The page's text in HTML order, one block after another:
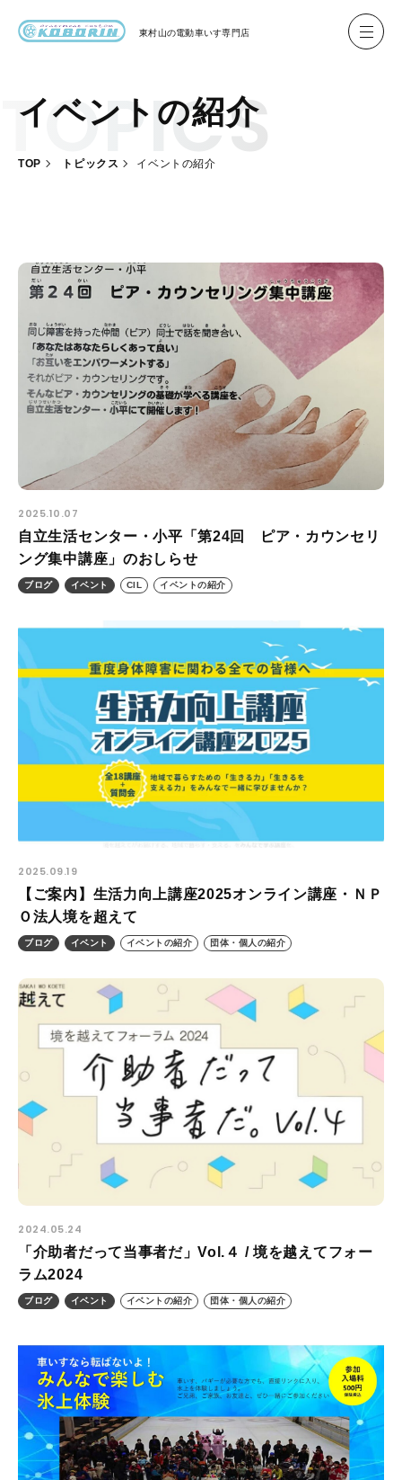
東村山の電動車いす専門店
ハイネル Hineru
ブリッジ BRIDGE TR
お客様の声
会社概要
お問い合わせ
プライバシーポリシー
ニュース
ブログ
メディア掲載
フォームからお問い合わせする
042-391-3328
営業時間
（土曜・日曜・祝日除く）
イベントの紹介
TOP トピックス イベントの紹介
2025.10.07
自立生活センター・小平「第24回 ピア・カウンセリ
ング集中講座」のおしらせ
ブログ イベント CIL イベントの紹介
2025.09.19
【ご案内】生活力向上講座2025オンライン講座・ＮＰ
Ｏ法人境を超えて
ブログ イベント イベントの紹介 団体・個人の紹介
2024.05.24
「介助者だって当事者だ」Vol.４ / 境を越えてフォー
ラム2024
ブログ イベント イベントの紹介 団体・個人の紹介